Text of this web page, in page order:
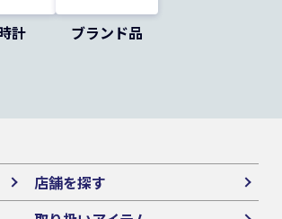
計 ブランド品
店舗を探す